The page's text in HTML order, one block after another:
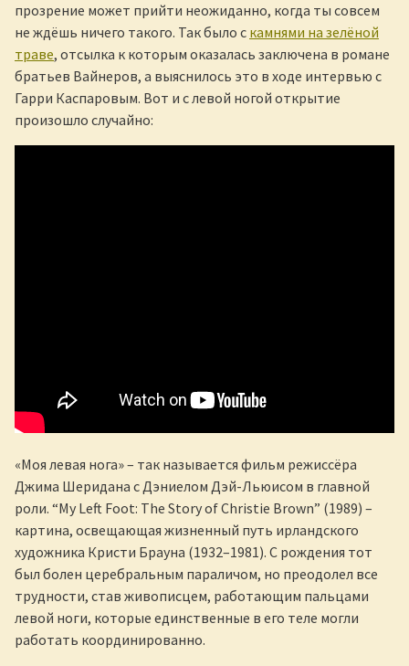
прозрение может прийти неожиданно, когда ты совсем
не ждёшь ничего такого. Так было с камнями на зелёной
траве, отсылка к которым оказалась заключена в романе
братьев Вайнеров, а выяснилось это в ходе интервью с
Гарри Каспаровым. Вот и с левой ногой открытие
произошло случайно:
«Моя левая нога» – так называется фильм режиссёра
Джима Шеридана с Дэниелом Дэй-Льюисом в главной
роли. “My Left Foot: The Story of Christie Brown” (1989) –
картина, освещающая жизненный путь ирландского
художника Кристи Брауна (1932–1981). С рождения тот
был болен церебральным параличом, но преодолел все
трудности, став живописцем, работающим пальцами
левой ноги, которые единственные в его теле могли
работать координированно.